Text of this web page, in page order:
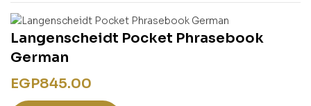
Langenscheidt Pocket Phrasebook
German
EGP845.00